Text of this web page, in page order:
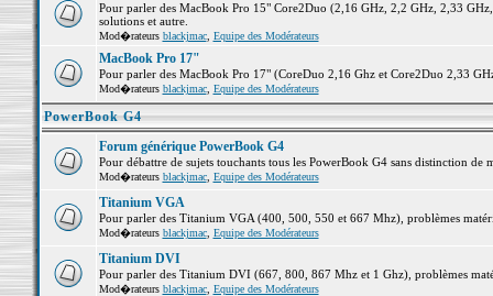
Pour parler des MacBook Pro 15" Core2Duo (2,16 GHz, 2,2 GHz, 2,33
solutions et autre.
Mod�rateurs blackjmac, Equipe des Modérateurs
MacBook Pro 17"
Pour parler des MacBook Pro 17" (CoreDuo 2,16 Ghz et Core2Duo 2,33
Mod�rateurs blackjmac, Equipe des Modérateurs
PowerBook G4
Forum générique PowerBook G4
Pour débattre de sujets touchants tous les PowerBook G4 sans distinction de
Mod�rateurs blackjmac, Equipe des Modérateurs
Titanium VGA
Pour parler des Titanium VGA (400, 500, 550 et 667 Mhz), problèmes
Mod�rateurs blackjmac, Equipe des Modérateurs
Titanium DVI
Pour parler des Titanium DVI (667, 800, 867 Mhz et 1 Ghz), problèmes
Mod�rateurs blackjmac, Equipe des Modérateurs